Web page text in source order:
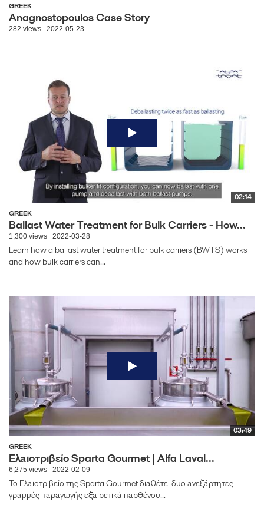
GREEK
Anagnostopoulos Case Story
282 views 2022-05-23
02:14
GREEK
Ballast Water Treatment for Bulk Carriers - How...
1,300 views 2022-03-28
Learn how a ballast water treatment for bulk carriers (BWTS) works
and how bulk carriers can...
03:49
GREEK
Ελαιοτριβείο Sparta Gourmet | Alfa Laval...
6,275 views 2022-02-09
To Ελαιοτριβείο της Sparta Gourmet διαθέτει δυο ανεξάρτητες
γραμμές παραγωγής εξαιρετικά παρθένου...